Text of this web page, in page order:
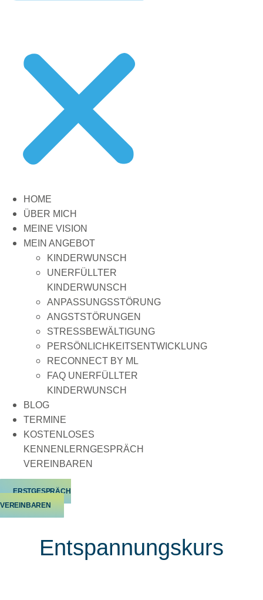
HOME
ÜBER MICH
MEINE VISION
MEIN ANGEBOT
KINDERWUNSCH
UNERFÜLLTER
KINDERWUNSCH
ANPASSUNGSSTÖRUNG
ANGSTSTÖRUNGEN
STRESSBEWÄLTIGUNG
PERSÖNLICHKEITSENTWICKLUNG
RECONNECT BY ML
FAQ UNERFÜLLTER
KINDERWUNSCH
BLOG
TERMINE
KOSTENLOSES
KENNENLERNGESPRÄCH
VEREINBAREN
ERSTGESPRÄCH
VEREINBAREN
Entspannungskurs